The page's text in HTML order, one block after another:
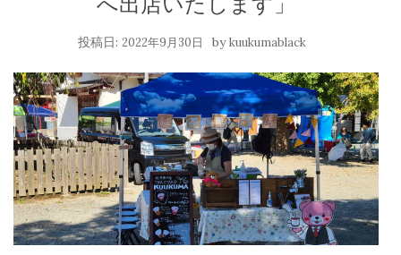
投稿日: 2022年9月30日 bykuukumablack